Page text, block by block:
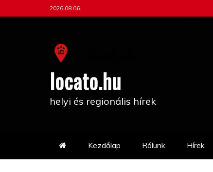
to
2026.08.06.
locato.hu
helyi és regionális hírek
Kezdőlap Rólunk Hírek